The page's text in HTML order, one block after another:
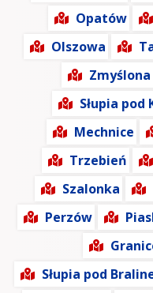
Opatów
Olszowa
Zmyślona
Słupia pod
Mechnice
Trzebień
Szalonka
Perzów
Słupia pod